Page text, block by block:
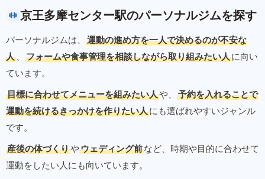
京王多摩センター駅のパーソナルジムを探す
パーソナルジムは、
運動の進め方を一人で決めるのが不安な
人 、 フォームや食事管理を相談しながら取り組みたい人に向い
ています。
目標に合わせてメニューを組みたい人や、
予約を入れることで
運動を続けるきっかけを作りたい人にも選ばれやすいジャンル
です。
産後の体づくりやウェディング前など、時期や目的に合わせて
運動をしたい人にも向いています。